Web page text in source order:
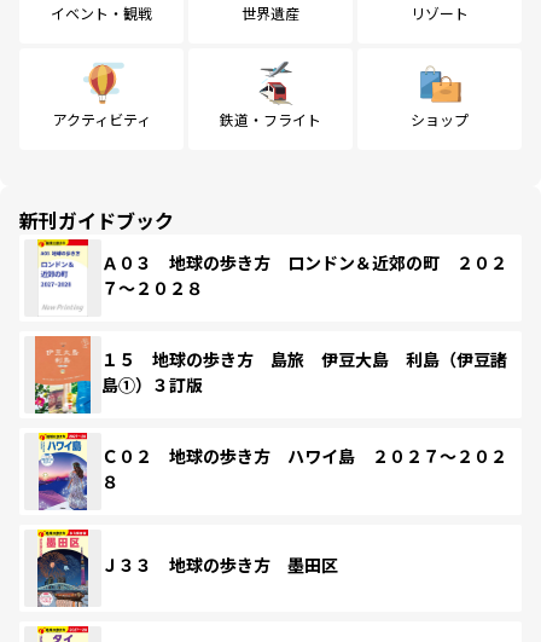
イベント・観戦 世界遺産 リゾート
アクティビティ 鉄道・フライト ショップ
新刊ガイドブック
Ａ０３ 地球の歩き方 ロンドン＆近郊の町 ２０２
７～２０２８
１５ 地球の歩き方 島旅 伊豆大島 利島（伊豆諸
島①）３訂版
Ｃ０２ 地球の歩き方 ハワイ島 ２０２７～２０２
８
Ｊ３３ 地球の歩き方 墨田区